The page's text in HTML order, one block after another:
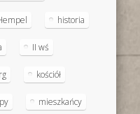
historia
II wś
kościół
mieszkańcy